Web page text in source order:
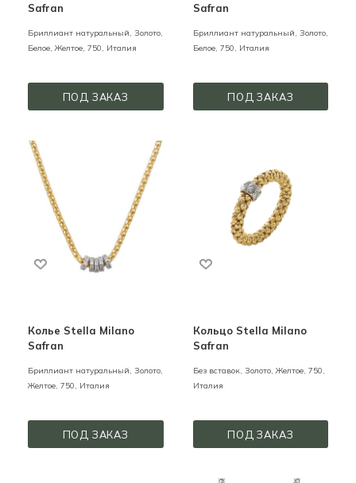
Safran
Бриллиант натуральный, Золото,
Белое, Желтое, 750, Италия
ПОД ЗАКАЗ
Safran
Бриллиант натуральный, Золото,
Белое, 750, Италия
ПОД ЗАКАЗ
Колье Stella Milano
Safran
Бриллиант натуральный, Золото,
Желтое, 750, Италия
ПОД ЗАКАЗ
Кольцо Stella Milano
Safran
Без вставок, Золото,Желтое, 750,
Италия
ПОД ЗАКАЗ